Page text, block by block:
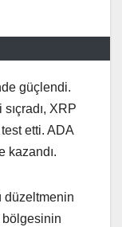
güçlendi.
XRP
etti. ADA
kazandı.
düzeltmenin
bölgesinin